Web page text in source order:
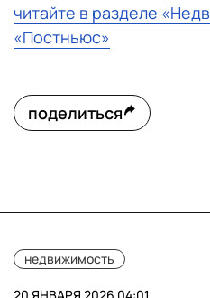
читайте в разделе
«Постньюс»
поделиться
недвижимость